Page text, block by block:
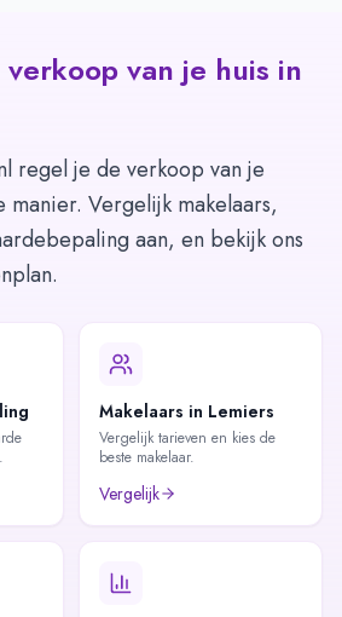
van je huis in
regel je de verkoop van je
Vergelijk makelaars,
aan, en bekijk ons
Makelaars in Lemiers
Vergelijk tarieven en kies de
beste makelaar.
Vergelijk